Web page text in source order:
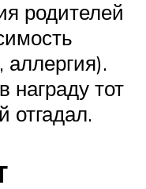
родителей
аллергия).
награду тот
отгадал.